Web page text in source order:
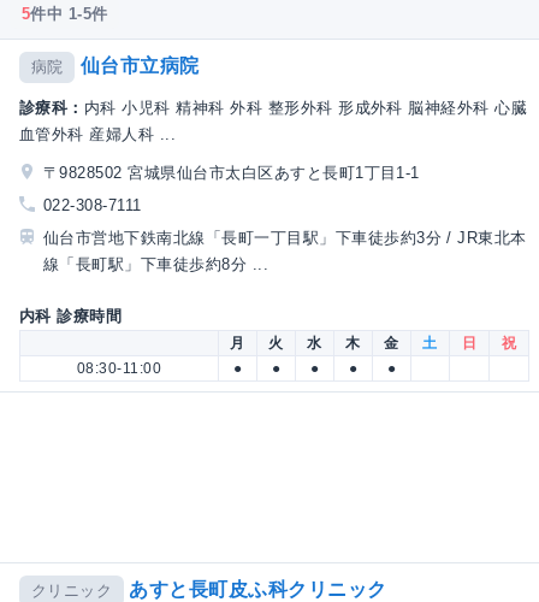
5件中 1-5件
病院 仙台市立病院
診療科： 内科 小児科 精神科 外科 整形外科 形成外科 脳神経外科 心臓
血管外科 産婦人科 ...
〒9828502 宮城県仙台市太白区あすと長町1丁目1-1
022-308-7111
仙台市営地下鉄南北線「長町一丁目駅」下車徒歩約3分 / JR東北本
線「長町駅」下車徒歩約8分 ...
内科 診療時間
月 火 水 木 金 土 日
祝
08:30-11:00
● ● ● ● ●
クリニック あすと長町皮ふ科クリニック